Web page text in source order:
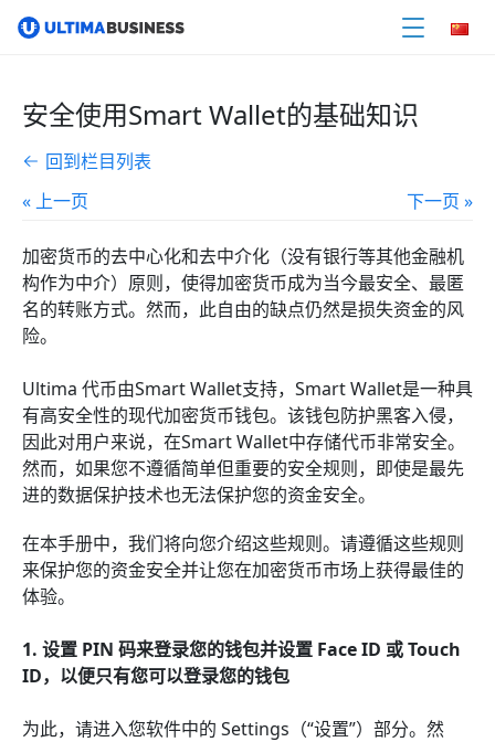
安全使用Smart Wallet的基础知识
回到栏目列表
« 上一页
下一页 »
加密货币的去中心化和去中介化（没有银行等其他金融机
构作为中介）原则，使得加密货币成为当今最安全、最匿
名的转账方式。然而，此自由的缺点仍然是损失资金的风
险。
Ultima 代币由Smart Wallet支持，Smart Wallet是一种具
有高安全性的现代加密货币钱包。该钱包防护黑客入侵，
因此对用户来说，在Smart Wallet中存储代币非常安全。
然而，如果您不遵循简单但重要的安全规则，即使是最先
进的数据保护技术也无法保护您的资金安全。
在本手册中，我们将向您介绍这些规则。请遵循这些规则
来保护您的资金安全并让您在加密货币市场上获得最佳的
体验。
1. 设置 PIN 码来登录您的钱包并设置 Face ID 或 Touch
ID，以便只有您可以登录您的钱包
为此，请进入您软件中的 Settings（“设置”）部分。然